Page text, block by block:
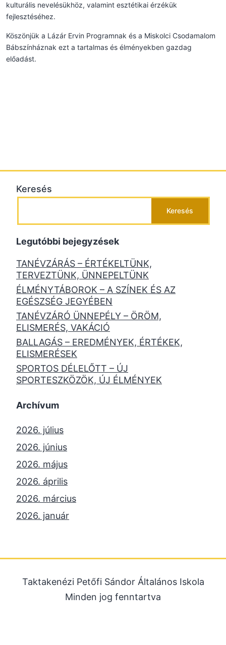
kulturális nevelésükhöz, valamint esztétikai érzékük
fejlesztéséhez.
Köszönjük a Lázár Ervin Programnak és a Miskolci Csodamalom
Bábszínháznak ezt a tartalmas és élményekben gazdag
előadást.
Keresés
Keresés
Legutóbbi bejegyzések
TANÉVZÁRÁS – ÉRTÉKELTÜNK,
TERVEZTÜNK, ÜNNEPELTÜNK
ÉLMÉNYTÁBOROK – A SZÍNEK ÉS AZ
EGÉSZSÉG JEGYÉBEN
TANÉVZÁRÓ ÜNNEPÉLY – ÖRÖM,
ELISMERÉS, VAKÁCIÓ
BALLAGÁS – EREDMÉNYEK, ÉRTÉKEK,
ELISMERÉSEK
SPORTOS DÉLELŐTT – ÚJ
SPORTESZKÖZÖK, ÚJ ÉLMÉNYEK
Archívum
2026. július
2026. június
2026. május
2026. április
2026. március
2026. január
2025. július
2025. június
Taktakenézi Petőfi Sándor Általános Iskola
Minden jog fenntartva